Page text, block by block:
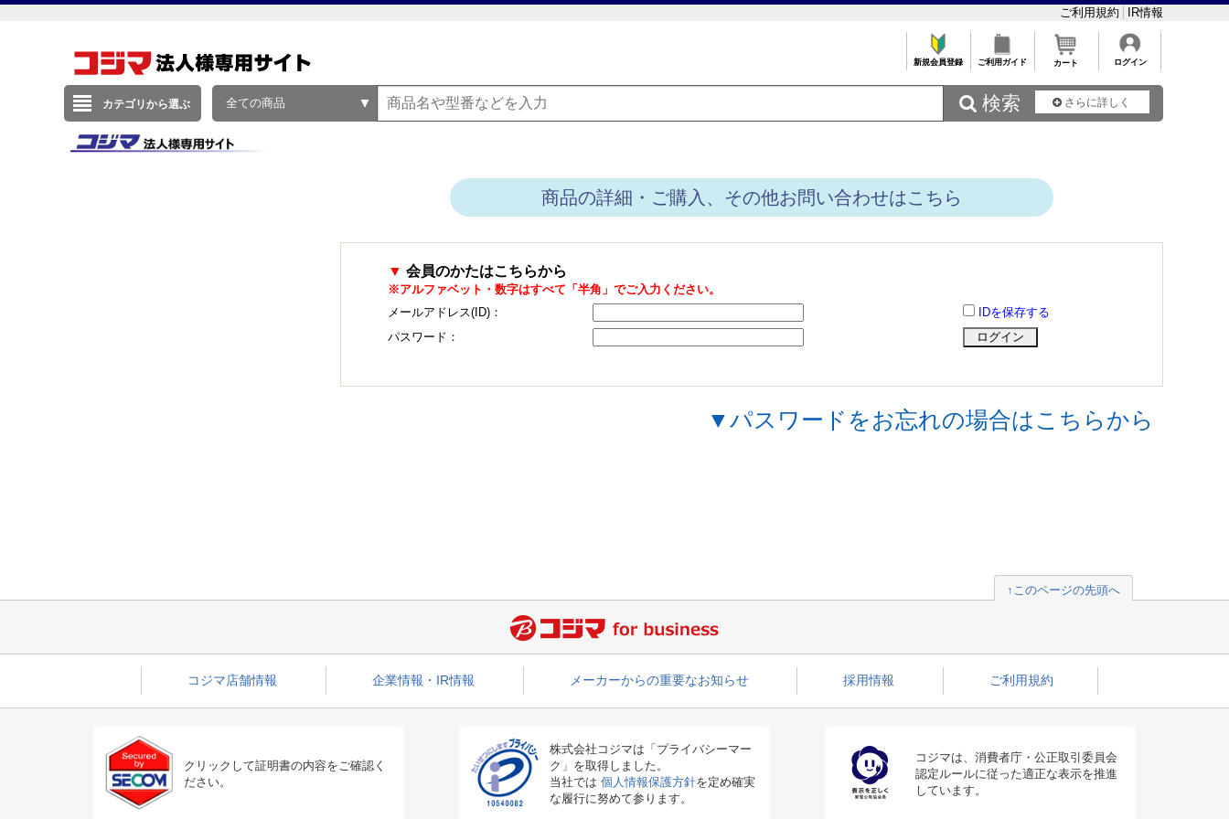
ご利用規約 IR情報
新規会員登録 ご利用ガイド カート ログイン
カテゴリから選ぶ 全ての商品  検索 さらに詳しく
商品の詳細・ご購入、その他お問い合わせはこちら
▼ 会員のかたはこちらから
※アルファベット・数字はすべて「半角」でご入力ください。
メールアドレス(ID)：
IDを保存する
パスワード：
▼パスワードをお忘れの場合はこちらから
↑このページの先頭へ
コジマ店舗情報 企業情報・IR情報 メーカーからの重要なお知らせ 採用情報 ご利用規約
クリックして証明書の内容をご確認く
ださい。
株式会社コジマは「プライバシーマー
ク」を取得しました。
当社では 個人情報保護方針を定め確実
な履行に努めて参ります。
コジマは、消費者庁・公正取引委員会
認定ルールに従った適正な表示を推進
しています。